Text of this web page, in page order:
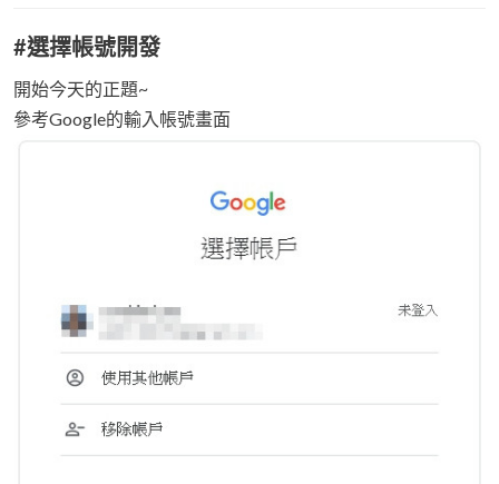
#選擇帳號開發
開始今天的正題~
參考Google的輸入帳號畫面